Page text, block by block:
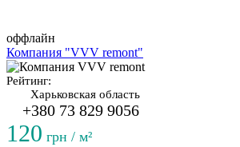
оффлайн
Компания "VVV remont"
Рейтинг:
Харьковская область
+380 73 829 9056
120 грн / м²